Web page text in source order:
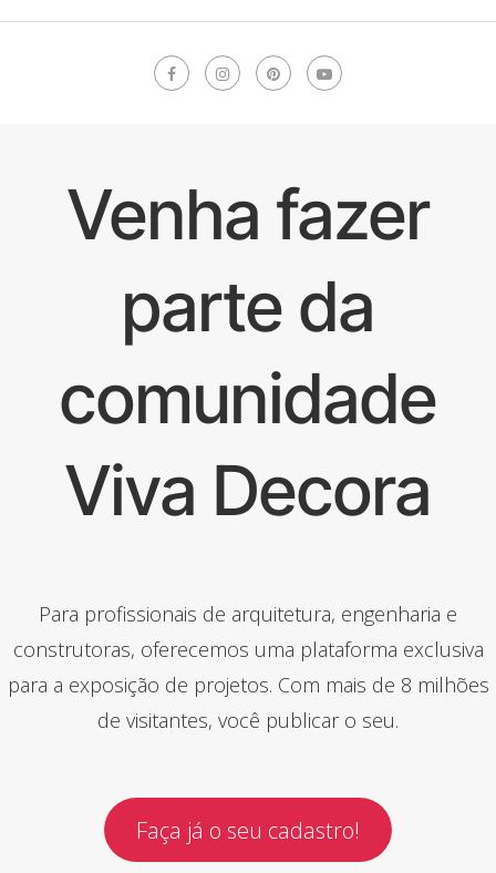
Venha fazer
parte da
comunidade
Viva Decora
Para profissionais de arquitetura, engenharia e
construtoras, oferecemos uma plataforma exclusiva
para a exposição de projetos. Com mais de 8 milhões
de visitantes, você publicar o seu.
Faça já o seu cadastro!